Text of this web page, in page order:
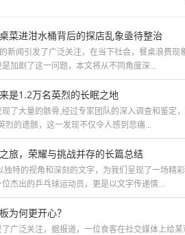
菜进泔水桶背后的探店乱象亟待整治
新闻引发了广泛关注，在当下社会，餐桌浪费现
加剧了这一问题，本文将从不同角度深...
是1.2万名英烈的长眠之地
了大量的骸骨,经过专家团队的深入调查和鉴定
烈的遗骸，这一发现不仅令人感到悲痛...
旅，荣耀与挑战并存的长篇总结
独特的视角和深刻的文字，为我们呈现了一场精
杰出的乒乓球运动员，更是以文字传递情...
为何更开心？
广泛关注，据报道，一位食客在社交媒体上给某